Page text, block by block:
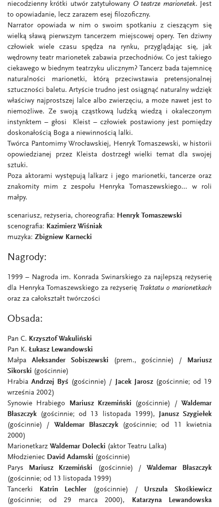
niecodzienny krótki utwór zatytułowany O teatrze marionetek. Jest
to opowiadanie, lecz zarazem esej filozoficzny.
Narrator opowiada w nim o swoim spotkaniu z cieszącym się
wielką sławą pierwszym tancerzem miejscowej opery. Ten dziwny
człowiek wiele czasu spędza na rynku, przyglądając się, jak
wędrowny teatr marionetek zabawia przechodniów. Co jest takiego
ciekawego w biednym teatrzyku ulicznym? Tancerz bada tajemnicę
naturalności marionetki, którą przeciwstawia pretensjonalnej
sztuczności baletu. Artyście trudno jest osiągnąć naturalny wdzięk
właściwy najprostszej lalce albo zwierzęciu, a może nawet jest to
niemożliwe. Ze swoją cząstkową ludzką wiedzą i okaleczonym
instynktem – głosi Kleist – człowiek postawiony jest pomiędzy
doskonałością Boga a niewinnością lalki.
Twórca Pantomimy Wrocławskiej, Henryk Tomaszewski, w historii
opowiedzianej przez Kleista dostrzegł wielki temat dla swojej
sztuki.
Poza aktorami występują lalkarz i jego marionetki, tancerze oraz
znakomity mim z zespołu Henryka Tomaszewskiego... w roli
małpy.
scenariusz, reżyseria, choreografia: Henryk Tomaszewski
scenografia: Kazimierz Wiśniak
muzyka: Zbigniew Karnecki
Nagrody:
1999 – Nagroda im. Konrada Swinarskiego za najlepszą reżyserię
dla Henryka Tomaszewskiego za reżyserię Traktatu o marionetkach
oraz za całokształt twórczości
Obsada:
Pan C. Krzysztof Wakuliński
Pan K.Łukasz Lewandowski
Małpa Aleksander Sobiszewski (prem., gościnnie) / Mariusz
Sikorski (gościnnie)
HrabiaAndrzej Byś (gościnnie) / Jacek Jarosz(gościnnie; od 19
września 2002)
Synowie Hrabiego Mariusz Krzemiński (gościnnie) /Waldemar
Błaszczyk (gościnnie; od 13 listopada 1999), Janusz Szygiełek
(gościnnie) / Waldemar Błaszczyk(gościnnie; od 11 kwietnia
2000)
Marionetkarz Waldemar Dolecki (aktor Teatru Lalka)
Młodzieniec David Adamski (gościnnie)
Parys Mariusz Krzemiński (gościnnie) / Waldemar Błaszczyk
(gościnnie; od 13 listopada 1999)
Tancerki Katrin Lechler (gościnnie) / Urszula Skośkiewicz
(gościnnie; od 29 marca 2000), Katarzyna Lewandowska